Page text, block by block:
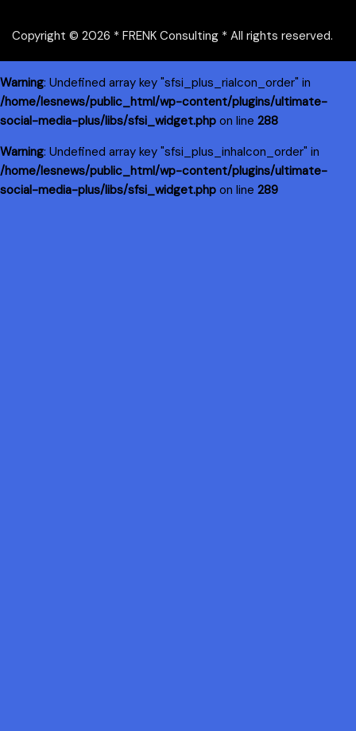
Copyright © 2026 * FRENK Consulting * All rights reserved.
Warning: Undefined array key "sfsi_plus_riaIcon_order" in
/home/lesnews/public_html/wp-content/plugins/ultimate-
social-media-plus/libs/sfsi_widget.php on line 288
Warning: Undefined array key "sfsi_plus_inhaIcon_order" in
/home/lesnews/public_html/wp-content/plugins/ultimate-
social-media-plus/libs/sfsi_widget.php on line 289